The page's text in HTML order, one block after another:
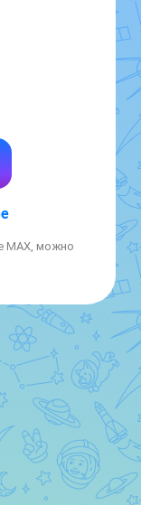
MAX, можно